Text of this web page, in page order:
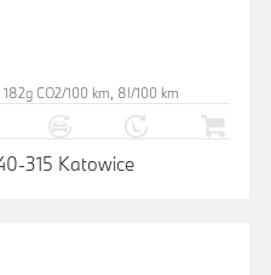
182g CO2/100 km, 8l/100 km
315 Katowice